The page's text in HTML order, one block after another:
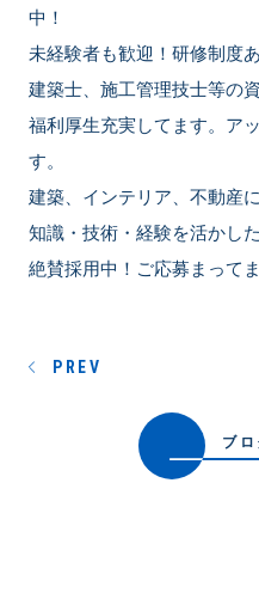
中！
未経験者も歓迎！研修制度あ
建築士、施工管理技士等の
福利厚生充実してます。ア
す。
建築、インテリア、不動産
知識・技術・経験を活かし
絶賛採用中！ご応募まって
ブ
PREV